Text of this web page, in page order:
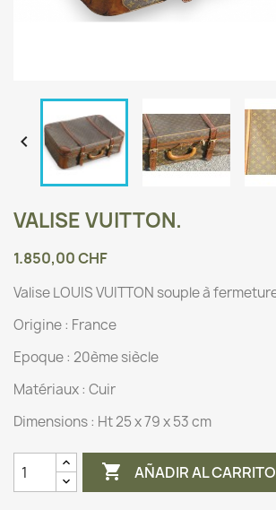

VALISE VUITTON.
1.850,00 CHF
Valise LOUIS VUITTON souple à
Origine : France
Epoque : 20ème siècle
Matériaux : Cuir
Dimensions : Ht 25 x 79 x 53 cm
 AÑADIR AL CARRITO